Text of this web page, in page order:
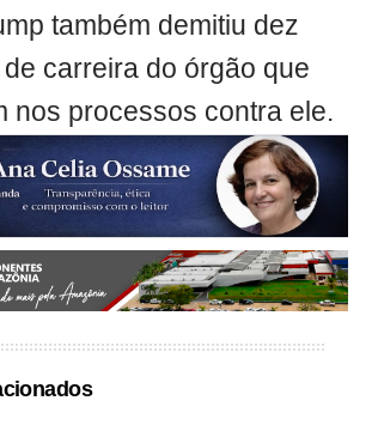
também demitiu dez
carreira do órgão que
nos processos contra ele.